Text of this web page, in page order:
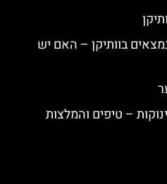
בוותיקן – האם יש
– טיפים והמלצות